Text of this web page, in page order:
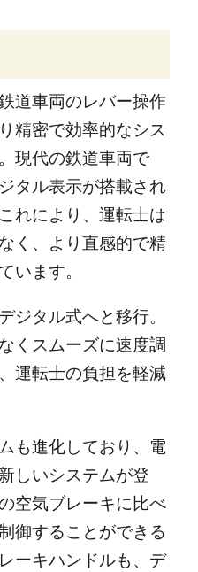
道車両のレバー操作
精密で効率的なシス
現代の鉄道車両で
タル表示が搭載され
れにより、運転士は
く、より直感的で精
います。
ジタル式へと移行。
くスムーズに速度調
運転士の負担を軽減
も進化しており、電
しいシステムが登
空気ブレーキに比べ
御することができる
ーキハンドルも、デ